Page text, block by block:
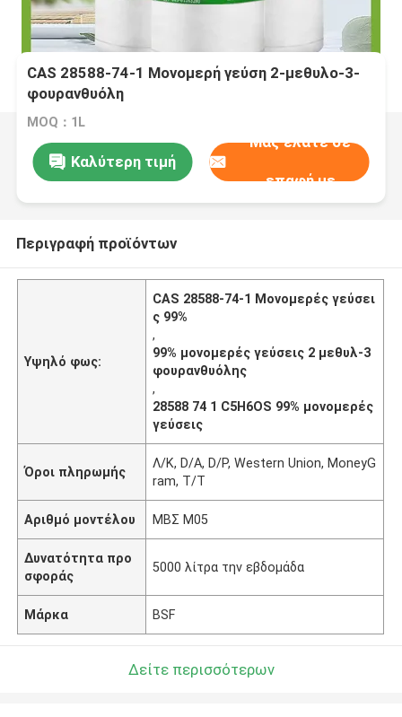
CAS 28588-74-1 Μονομερή γεύση 2-μεθυλο-3-
φουρανθυόλη
MOQ：1L
Καλύτερη τιμή
Μας ελάτε σε
επαφή με
Περιγραφή προϊόντων
Υψηλό φως:
CAS 28588-74-1 Μονομερές γεύσει
ς 99%
,
99% μονομερές γεύσεις 2 μεθυλ-3
φουρανθυόλης
,
28588 74 1 C5H6OS 99% μονομερές
γεύσεις
Όροι πληρωμής
Λ/Κ, D/A, D/P, Western Union, MoneyG
ram, T/T
Αριθμό μοντέλου ΜΒΣ M05
Δυνατότητα προ
σφοράς
5000 λίτρα την εβδομάδα
Μάρκα BSF
Δείτε περισσότερων